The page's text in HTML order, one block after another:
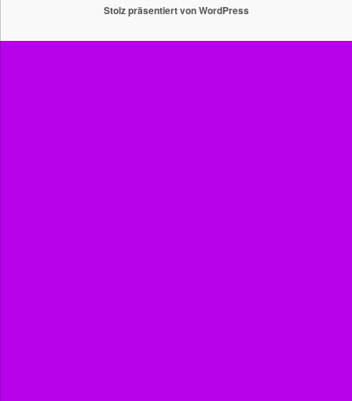
Stolz präsentiert von WordPress